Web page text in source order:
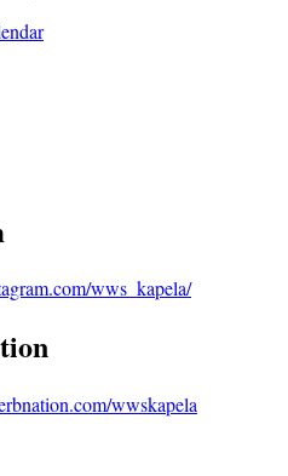
wws_kapela/
wwskapela